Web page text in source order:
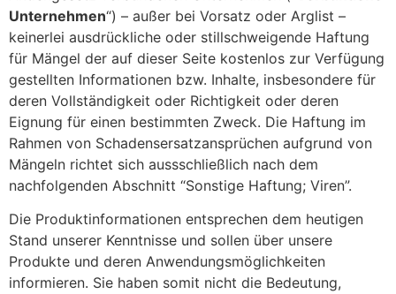
Unternehmen“) – außer bei Vorsatz oder Arglist –
keinerlei ausdrückliche oder stillschweigende Haftung
für Mängel der auf dieser Seite kostenlos zur Verfügung
gestellten Informationen bzw. Inhalte, insbesondere für
deren Vollständigkeit oder Richtigkeit oder deren
Eignung für einen bestimmten Zweck. Die Haftung im
Rahmen von Schadensersatzansprüchen aufgrund von
Mängeln richtet sich aussschließlich nach dem
nachfolgenden Abschnitt “Sonstige Haftung; Viren”.
Die Produktinformationen entsprechen dem heutigen
Stand unserer Kenntnisse und sollen über unsere
Produkte und deren Anwendungsmöglichkeiten
informieren. Sie haben somit nicht die Bedeutung,